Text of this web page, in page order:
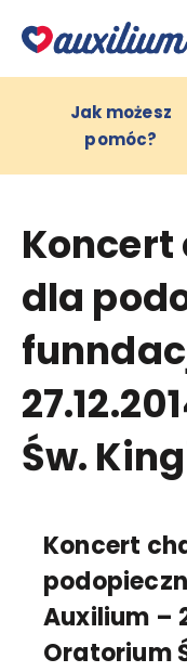
treści
Jak możesz
pomóc?
dla
Św.
Koncert
Auxilium –
Oratorium